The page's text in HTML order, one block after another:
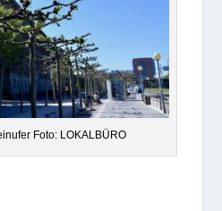
Foto: LOKALBÜRO